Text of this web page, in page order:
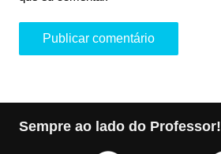
Sempre ao lado do Professor!